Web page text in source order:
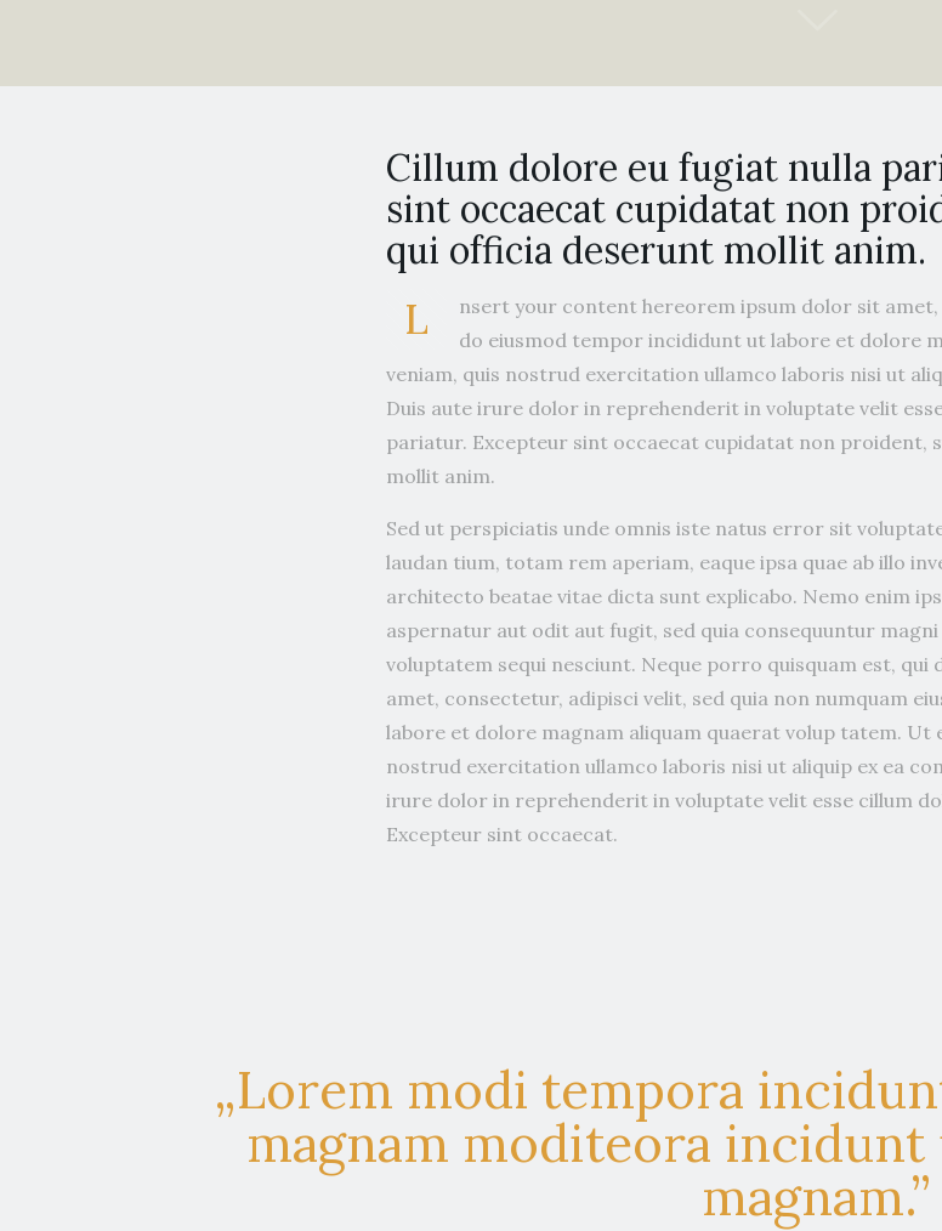
Cillum dolore eu fugiat nulla
sint occaecat cupidatat non
qui officia deserunt mollit anim.
L
nsert your content hereorem ipsum dolor sit
do eiusmod tempor incididunt ut labore et dolore
veniam, quis nostrud exercitation ullamco laboris nisi ut
Duis aute irure dolor in reprehenderit in voluptate velit
pariatur. Excepteur sint occaecat cupidatat non proident,
mollit anim.
Sed ut perspiciatis unde omnis iste natus error sit
laudan tium, totam rem aperiam, eaque ipsa quae ab illo
architecto beatae vitae dicta sunt explicabo. Nemo enim
aspernatur aut odit aut fugit, sed quia consequuntur
voluptatem sequi nesciunt. Neque porro quisquam est, qui
amet, consectetur, adipisci velit, sed quia non numquam
labore et dolore magnam aliquam quaerat volup tatem. Ut
nostrud exercitation ullamco laboris nisi ut aliquip ex ea
irure dolor in reprehenderit in voluptate velit esse cillum
Excepteur sint occaecat.
„Lorem modi tempora
magnam moditeora
magnam.”